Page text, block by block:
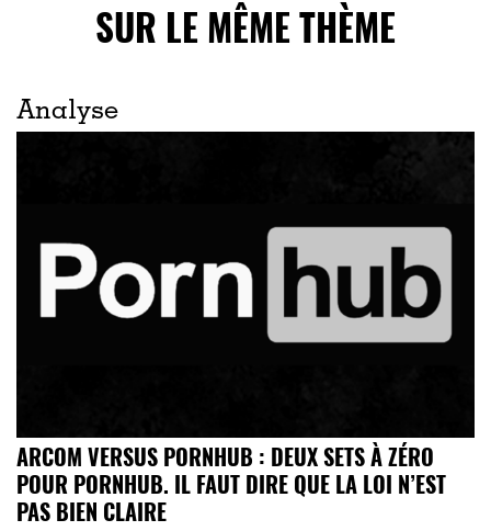
SUR LE MÊME THÈME
Analyse
ARCOM VERSUS PORNHUB : DEUX SETS À ZÉRO
POUR PORNHUB. IL FAUT DIRE QUE LA LOI N’EST
PAS BIEN CLAIRE